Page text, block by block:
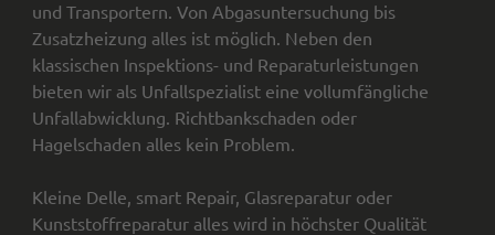
und Transportern. Von Abgasuntersuchung bis
Zusatzheizung alles ist möglich. Neben den
klassischen Inspektions- und Reparaturleistungen
bieten wir als Unfallspezialist eine vollumfängliche
Unfallabwicklung. Richtbankschaden oder
Hagelschaden alles kein Problem.
Kleine Delle, smart Repair, Glasreparatur oder
Kunststoffreparatur alles wird in höchster Qualität